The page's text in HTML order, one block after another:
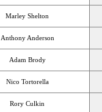
Marley Shelton
Anthony Anderson
Adam Brody
Nico Tortorella
Rory Culkin